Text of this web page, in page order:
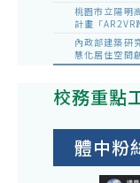
桃園市立陽明
計畫「AR2VR
內政部建築研
慧化居住空間
校務重點
體中粉